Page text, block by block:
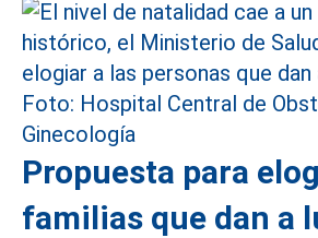
Propuesta para
familias que dan a